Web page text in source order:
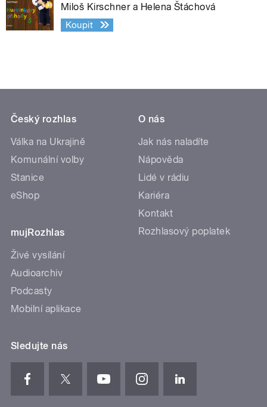
Miloš Kirschner a Helena Štáchová
Koupit
Český rozhlas
Válka na Ukrajině
Komunální volby
Stanice
eShop
mujRozhlas
Živé vysílání
Audioarchiv
Podcasty
Mobilní aplikace
O nás
Jak nás naladíte
Nápověda
Lidé v rádiu
Kariéra
Kontakt
Rozhlasový poplatek
Sledujte nás